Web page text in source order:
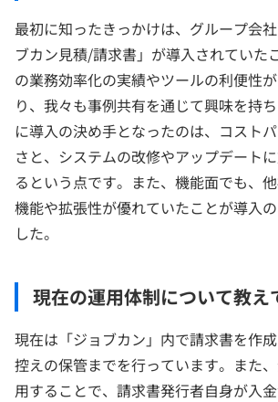
最初に知ったきっかけは、グループ会
ブカン見積/請求書」が導入されていた
の業務効率化の実績やツールの利便性
り、我々も事例共有を通じて興味を持
に導入の決め手となったのは、コスト
さと、システムの改修やアップデート
るという点です。また、機能面でも、
機能や拡張性が優れていたことが導入
した。
現在の運用体制について教え
現在は「ジョブカン」内で請求書を作成
控えの保管までを行っています。また
用することで、請求書発行者自身が入